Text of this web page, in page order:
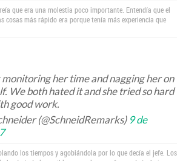
que era una molestia poco importante. Entendía que el
cosas más rápido era porque tenía más experiencia que
monitoring her time and nagging her on
We both hated it and she tried so hard
good work.
(@SchneidRemarks) 9 de
los tiempos y agobiándola por lo que decía el jefe. Los